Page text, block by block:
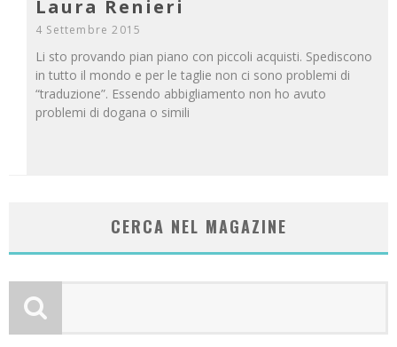
Laura Renieri
4 Settembre 2015
Li sto provando pian piano con piccoli acquisti. Spediscono
in tutto il mondo e per le taglie non ci sono problemi di
“traduzione”. Essendo abbigliamento non ho avuto
problemi di dogana o simili
CERCA NEL MAGAZINE